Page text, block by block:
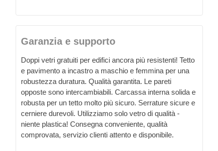
Garanzia e supporto
Doppi vetri gratuiti per edifici ancora più resistenti! Tetto
e pavimento a incastro a maschio e femmina per una
robustezza duratura. Qualità garantita. Le pareti
opposte sono intercambiabili. Carcassa interna solida e
robusta per un tetto molto più sicuro. Serrature sicure e
cerniere durevoli. Utilizziamo solo vetro di qualità -
niente plastica! Consegna conveniente, qualità
comprovata, servizio clienti attento e disponibile.